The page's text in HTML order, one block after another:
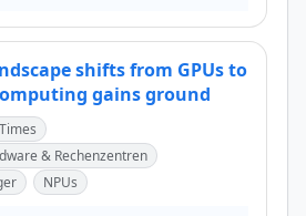
shifts from GPUs to
gains ground
& Rechenzentren
NPUs